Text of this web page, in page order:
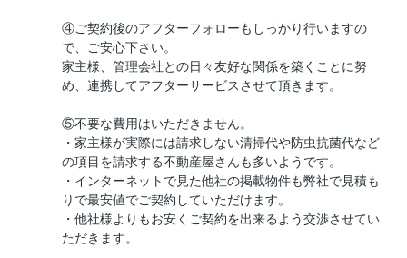
④ご契約後のアフターフォローもしっかり行いますの
で、ご安心下さい。
家主様、管理会社との日々友好な関係を築くことに努
め、連携してアフターサービスさせて頂きます。
⑤不要な費用はいただきません。
・家主様が実際には請求しない清掃代や防虫抗菌代など
の項目を請求する不動産屋さんも多いようです。
・インターネットで見た他社の掲載物件も弊社で見積も
りで最安値でご契約していただけます。
・他社様よりもお安くご契約を出来るよう交渉させてい
ただきます。